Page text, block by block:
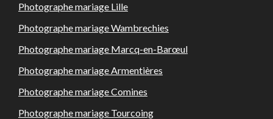
Photographe mariage Lille
Photographe mariage Wambrechies
Photographe mariage Marcq-en-Barœul
Photographe mariage Armentières
Photographe mariage Comines
Photographe mariage Tourcoing